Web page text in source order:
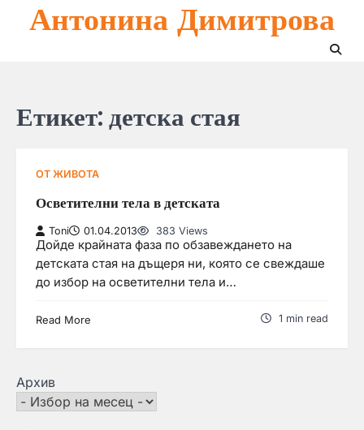
Антонина Димитрова
Етикет:детска стая
ОТ ЖИВОТА
Осветителни тела в детската
Toni 01.04.2013 383 Views
Дойде крайната фаза по обзавеждането на
детската стая на дъщеря ни, която се свеждаше
до избор на осветителни тела и…
Read More 1 min read
Архив